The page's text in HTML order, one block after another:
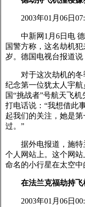
2003年01月06日
中新网1月6日电 德
国警方称，这名劫机
岁。德国电视台报道
对于这次劫机的冬
纪念第一位犹太人宇航
国“挑战者”号航天飞
打电话说：“我想借此
起我们的关注，她是
过。”
据外电报道，施特
个人网站上。这个网
命名的小行星在太空中
在法兰克福劫持
2003年01月06日